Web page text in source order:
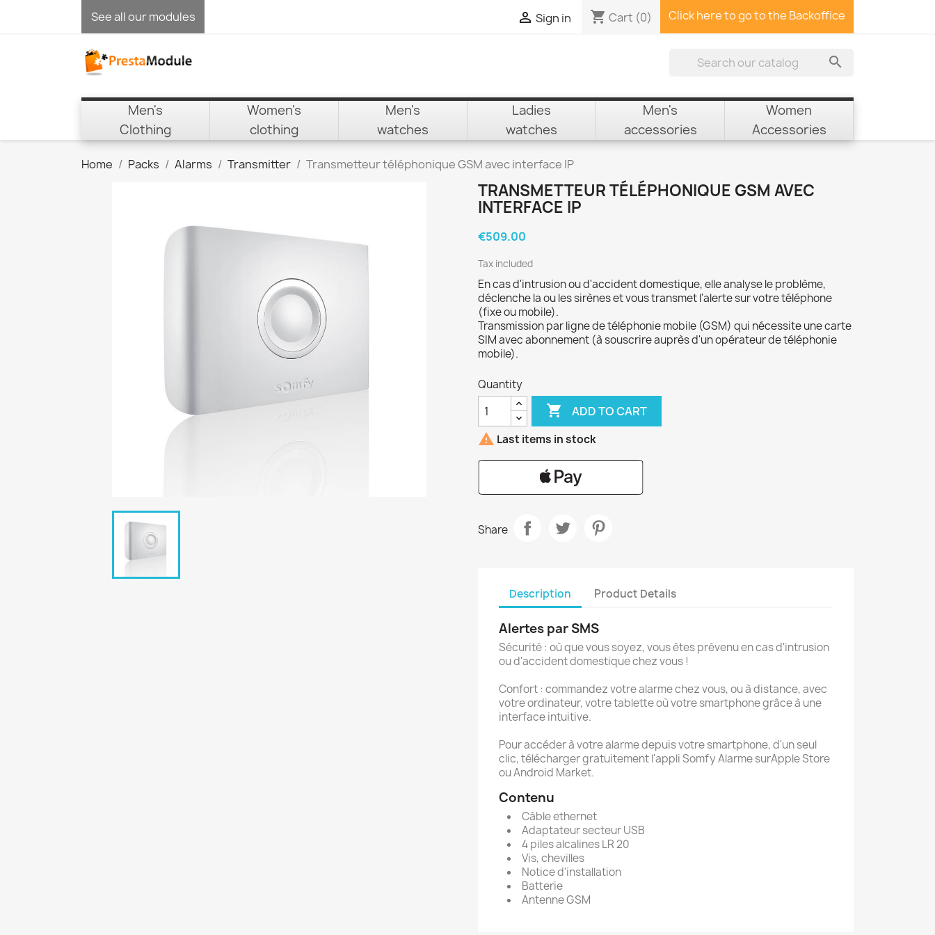
See all our modules  Sign in shopping_cart Cart (0) Click here to go to the Backoffice

Men's
Clothing
Women's
clothing
Men's
watches
Ladies
watches
Men's
accessories
Women
Accessories
Home Packs Alarms Transmitter Transmetteur téléphonique GSM avec interface IP
TRANSMETTEUR TÉLÉPHONIQUE GSM AVEC
INTERFACE IP
€509.00
Tax included
En cas d'intrusion ou d'accident domestique, elle analyse le problème,
déclenche la ou les sirènes et vous transmet l'alerte sur votre téléphone
(fixe ou mobile).
Transmission par ligne de téléphonie mobile (GSM) qui nécessite une carte
SIM avec abonnement (à souscrire auprès d'un opérateur de téléphonie
mobile).
Quantity
 ADD TO CART
 Last items in stock
Share
Description Product Details
Alertes par SMS
Sécurité : où que vous soyez, vous êtes prévenu en cas d'intrusion
ou d'accident domestique chez vous !
Confort : commandez votre alarme chez vous, ou à distance, avec
votre ordinateur, votre tablette où votre smartphone grâce à une
interface intuitive.
Pour accéder à votre alarme depuis votre smartphone, d'un seul
clic, télécharger gratuitement l'appli Somfy Alarme surApple Store
ou Android Market.
Contenu
Câble ethernet
Adaptateur secteur USB
4 piles alcalines LR 20
Vis, chevilles
Notice d'installation
Batterie
Antenne GSM